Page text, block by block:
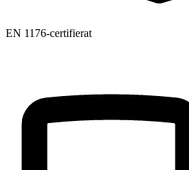
EN 1176-certifierat